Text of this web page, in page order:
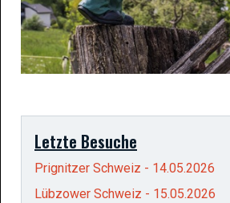
Letzte Besuche
Prignitzer Schweiz - 14.05.2026
Lübzower Schweiz - 15.05.2026